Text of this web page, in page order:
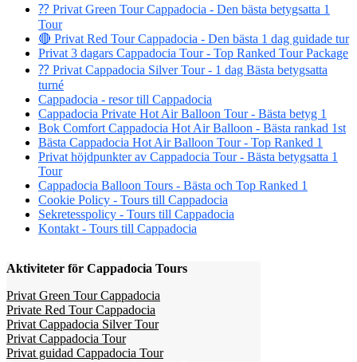
⁇ Privat Green Tour Cappadocia - Den bästa betygsatta 1
Tour
🔴 Privat Red Tour Cappadocia - Den bästa 1 dag guidade tur
Privat 3 dagars Cappadocia Tour - Top Ranked Tour Package
⁇ Privat Cappadocia Silver Tour - 1 dag Bästa betygsatta
turné
Cappadocia - resor till Cappadocia
Cappadocia Private Hot Air Balloon Tour - Bästa betyg 1
Bok Comfort Cappadocia Hot Air Balloon - Bästa rankad 1st
Bästa Cappadocia Hot Air Balloon Tour - Top Ranked 1
Privat höjdpunkter av Cappadocia Tour - Bästa betygsatta 1
Tour
Cappadocia Balloon Tours - Bästa och Top Ranked 1
Cookie Policy - Tours till Cappadocia
Sekretesspolicy - Tours till Cappadocia
Kontakt - Tours till Cappadocia
Aktiviteter för Cappadocia Tours
Privat Green Tour Cappadocia
Private Red Tour Cappadocia
Privat Cappadocia Silver Tour
Privat Cappadocia Tour
Privat guidad Cappadocia Tour